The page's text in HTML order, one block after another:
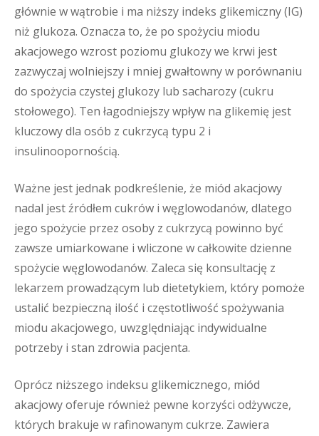
głównie w wątrobie i ma niższy indeks glikemiczny (IG)
niż glukoza. Oznacza to, że po spożyciu miodu
akacjowego wzrost poziomu glukozy we krwi jest
zazwyczaj wolniejszy i mniej gwałtowny w porównaniu
do spożycia czystej glukozy lub sacharozy (cukru
stołowego). Ten łagodniejszy wpływ na glikemię jest
kluczowy dla osób z cukrzycą typu 2 i
insulinoopornością.
Ważne jest jednak podkreślenie, że miód akacjowy
nadal jest źródłem cukrów i węglowodanów, dlatego
jego spożycie przez osoby z cukrzycą powinno być
zawsze umiarkowane i wliczone w całkowite dzienne
spożycie węglowodanów. Zaleca się konsultację z
lekarzem prowadzącym lub dietetykiem, który pomoże
ustalić bezpieczną ilość i częstotliwość spożywania
miodu akacjowego, uwzględniając indywidualne
potrzeby i stan zdrowia pacjenta.
Oprócz niższego indeksu glikemicznego, miód
akacjowy oferuje również pewne korzyści odżywcze,
których brakuje w rafinowanym cukrze. Zawiera